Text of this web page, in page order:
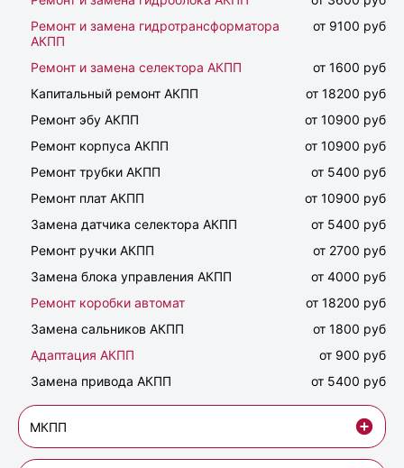
Ремонт и замена гидротрансформатора
АКПП
от 9100 руб
Ремонт и замена селектора АКПП
от 1600 руб
Капитальный ремонт АКПП
от 18200 руб
Ремонт эбу АКПП
от 10900 руб
Ремонт корпуса АКПП
от 10900 руб
Ремонт трубки АКПП
от 5400 руб
Ремонт плат АКПП
от 10900 руб
Замена датчика селектора АКПП
от 5400 руб
Ремонт ручки АКПП
от 2700 руб
Замена блока управления АКПП
от 4000 руб
Ремонт коробки автомат
от 18200 руб
Замена сальников АКПП
от 1800 руб
Адаптация АКПП
от 900 руб
Замена привода АКПП
от 5400 руб
МКПП